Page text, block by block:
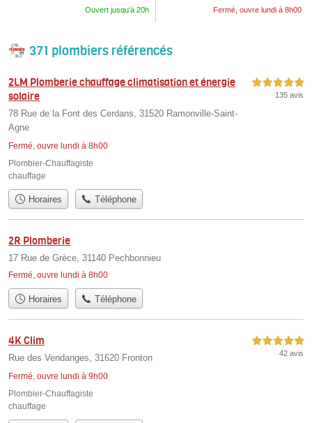
Ouvert jusqu'à 20h Fermé, ouvre lundi à 8h00
371 plombiers référencés
2LM Plomberie chauffage climatisation et énergie
solaire
78 Rue de la Font des Cerdans, 31520 Ramonville-Saint-
Agne
Fermé, ouvre lundi à 8h00
5,0 étoiles sur 5
135 avis
Plombier-Chauffagiste
chauffage
Horaires Téléphone
2R Plomberie
17 Rue de Grèce, 31140 Pechbonnieu
Fermé, ouvre lundi à 8h00
Horaires Téléphone
4K Clim
Rue des Vendanges, 31620 Fronton
Fermé, ouvre lundi à 9h00
5,0 étoiles sur 5
42 avis
Plombier-Chauffagiste
chauffage